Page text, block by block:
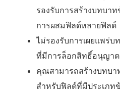
รองรับการสร้างบทบา
การผสมฟิลด์หลายฟิลด์
ไม่รองรับการเผยแพร่บ
ที่มีการล็อกสิทธิ์อนุญาต
คุณสามารถสร้างบทบา
สำหรับฟิลด์ที่มีประเภท